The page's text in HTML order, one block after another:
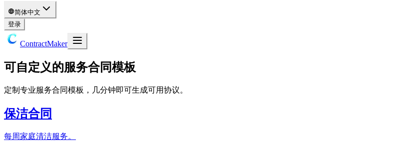
简体中文
登录
ContractMaker
可自定义的服务合同模板
定制专业服务合同模板，几分钟即可生成可用协议。
保洁合同
每周家庭清洁服务。